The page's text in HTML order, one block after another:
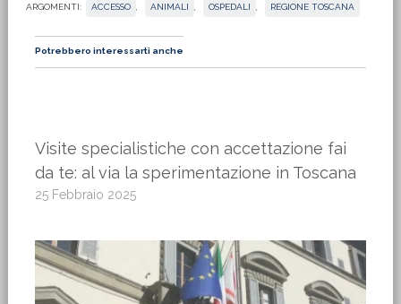
ARGOMENTI: ACCESSO , ANIMALI , OSPEDALI , REGIONE TOSCANA
Potrebbero interessarti anche
Visite specialistiche con accettazione fai
da te: al via la sperimentazione in Toscana
25 Febbraio 2025